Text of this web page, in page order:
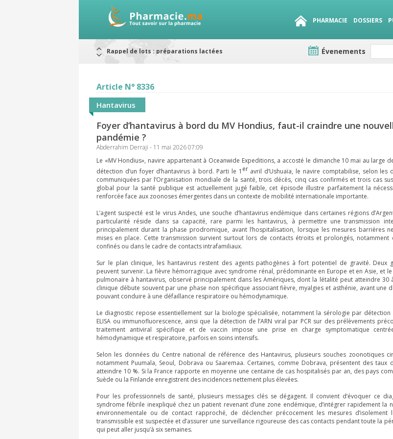
PHARMACIE DOSSIERS
Rappel de lots : préparations lactées
ARRÊT DE COMMERCIALISATION
RAPPELS DE LOTS
Rappel de lots : ANTITOXINE TÉTANIQUE 1500.
Évenements
Article N° 8336
Hantavirus
Foyer d’hantavirus à bord du MV Hondius, faut-il craindre une
pandémie ?
Abderrahim Derraji - 11 mai 2026 07:09
Le «MV Hondius», navire appartenant à Oceanwide Expeditions, a accosté le dimanche 10 mai au large
détection d’un foyer d’hantavirus à bord. Parti le 1 er avril d’Ushuaïa, le navire comptabilise, selon les
communiquées par l’Organisation mondiale de la santé, trois décès, cinq cas confirmés et trois cas
global pour la santé publique est actuellement jugé faible, cet épisode illustre parfaitement la
renforcée face aux zoonoses émergentes dans un contexte de mobilité internationale importante.
L’agent suspecté est le virus Andes, une souche d’hantavirus endémique dans certaines régions
particularité réside dans sa capacité, rare parmi les hantavirus, à permettre une transmission
principalement durant la phase prodromique, avant l’hospitalisation, lorsque les mesures barrières
mises en place. Cette transmission survient surtout lors de contacts étroits et prolongés, notamment
confinés ou dans le cadre de contacts intrafamiliaux.
Sur le plan clinique, les hantavirus restent des agents pathogènes à fort potentiel de gravité. Deux
peuvent survenir. La fièvre hémorragique avec syndrome rénal, prédominante en Europe et en Asie, et
pulmonaire à hantavirus, observé principalement dans les Amériques, dont la létalité peut atteindre 30
clinique débute souvent par une phase non spécifique associant fièvre, myalgies et asthénie, avant une
pouvant conduire à une défaillance respiratoire ou hémodynamique.
Le diagnostic repose essentiellement sur la biologie spécialisée, notamment la sérologie par détection
ELISA ou immunofluorescence, ainsi que la détection de l’ARN viral par PCR sur des prélèvements
traitement antiviral spécifique et de vaccin impose une prise en charge symptomatique
hémodynamique et respiratoire, parfois en soins intensifs.
Selon les données du Centre national de référence des Hantavirus, plusieurs souches zoonotiques
notamment Puumala, Seoul, Dobrava ou Saaremaa. Certaines, comme Dobrava, présentent des taux
atteindre 10 %. Si la France rapporte en moyenne une centaine de cas hospitalisés par an, des pays
Suède ou la Finlande enregistrent des incidences nettement plus élevées.
Pour les professionnels de santé, plusieurs messages clés se dégagent. Il convient d’évoquer ce
syndrome fébrile inexpliqué chez un patient revenant d’une zone endémique, d’intégrer rapidement la
environnementale ou de contact rapproché, de déclencher précocement les mesures d’isolement
transmissible est suspectée et d’assurer une surveillance rigoureuse des cas contacts pendant toute la
qui peut aller jusqu’à six semaines.